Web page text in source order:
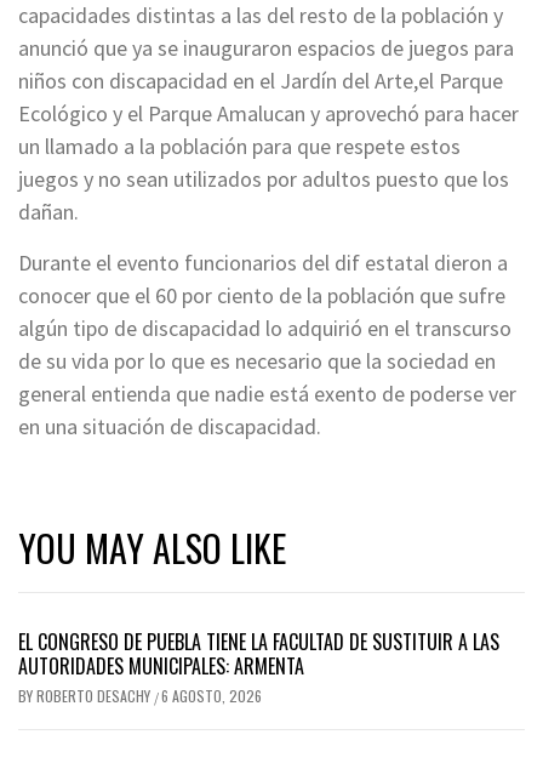
capacidades distintas a las del resto de la población y
anunció que ya se inauguraron espacios de juegos para
niños con discapacidad en el Jardín del Arte,el Parque
Ecológico y el Parque Amalucan y aprovechó para hacer
un llamado a la población para que respete estos
juegos y no sean utilizados por adultos puesto que los
dañan.
Durante el evento funcionarios del dif estatal dieron a
conocer que el 60 por ciento de la población que sufre
algún tipo de discapacidad lo adquirió en el transcurso
de su vida por lo que es necesario que la sociedad en
general entienda que nadie está exento de poderse ver
en una situación de discapacidad.
YOU MAY ALSO LIKE
EL CONGRESO DE PUEBLA TIENE LA FACULTAD DE SUSTITUIR A LAS
AUTORIDADES MUNICIPALES: ARMENTA
BYROBERTO DESACHY /6 AGOSTO, 2026